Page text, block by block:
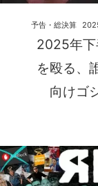
2025年下
を殴る、
向けゴ
予告・総決算